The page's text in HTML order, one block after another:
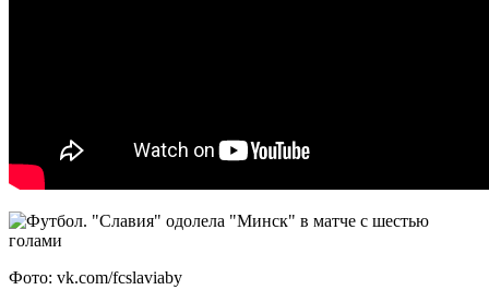
Фото: vk.com/fcslaviaby